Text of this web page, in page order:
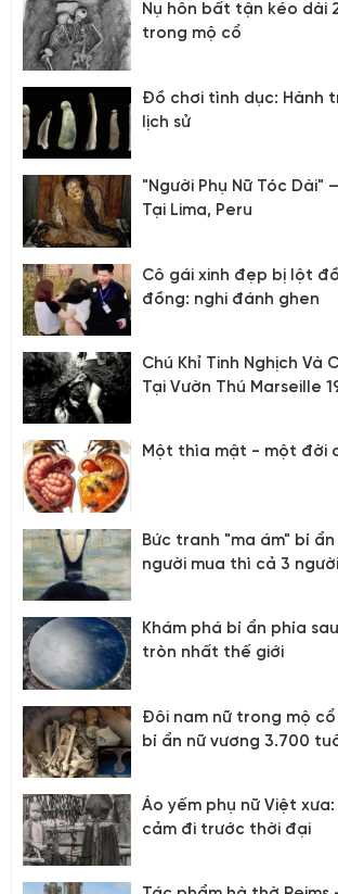
Nụ hôn bất tận kéo dài
trong mộ cổ
Đồ chơi tình dục: Hành
lịch sử
"Người Phụ Nữ Tóc Dài"
Tại Lima, Peru
Cô gái xinh đẹp bị lột
đồng: nghi đánh ghen
Chú Khỉ Tinh Nghịch Và
Tại Vườn Thú Marseille
Một thìa mật - một đời
Bức tranh "ma ám" bí
người mua thì cả 3
Khám phá bí ẩn phía
tròn nhất thế giới
Đôi nam nữ trong mộ
bí ẩn nữ vương 3.700
Áo yếm phụ nữ Việt
cảm đi trước thời đại